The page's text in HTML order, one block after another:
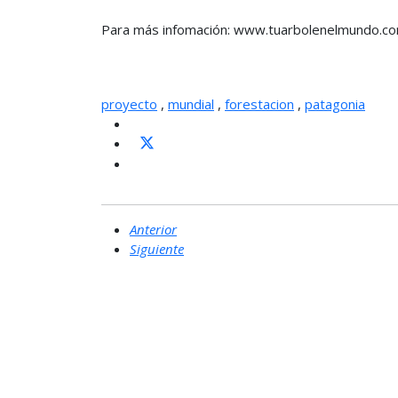
Para más infomación:
proyecto , mundial , forestacion , patagonia
Anterior
Siguiente